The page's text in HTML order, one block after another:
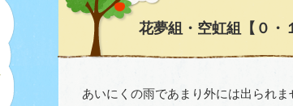
花夢組・空虹組【０・
あいにくの雨であまり外には出られ